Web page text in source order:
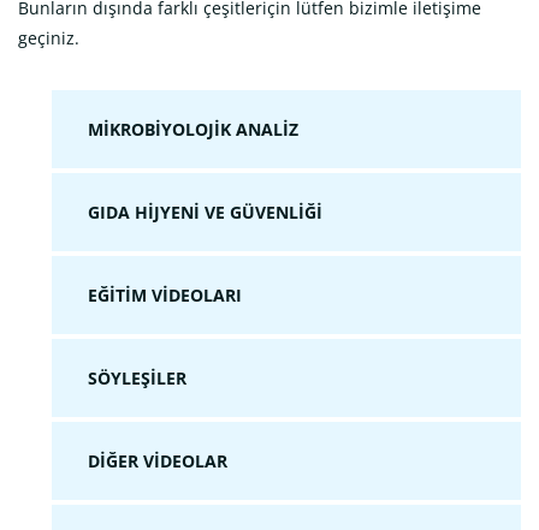
Bunların dışında farklı çeşitleriçin lütfen bizimle iletişime
geçiniz.
MIKROBIYOLOJIK ANALIZ
GIDA HIJYENI VE GÜVENLIĞI
EĞITIM VIDEOLARI
SÖYLEŞILER
DIĞER VIDEOLAR